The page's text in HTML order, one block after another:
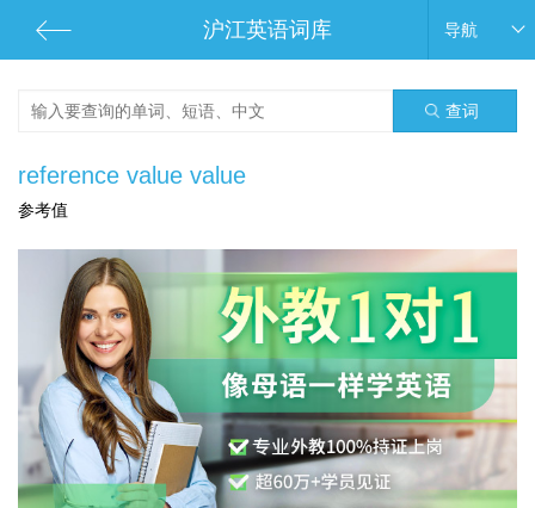
沪江英语词库 导航
查词
reference value value
参考值